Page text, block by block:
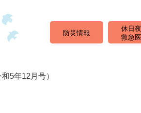
防災情報
休日
救急
5年12月号）